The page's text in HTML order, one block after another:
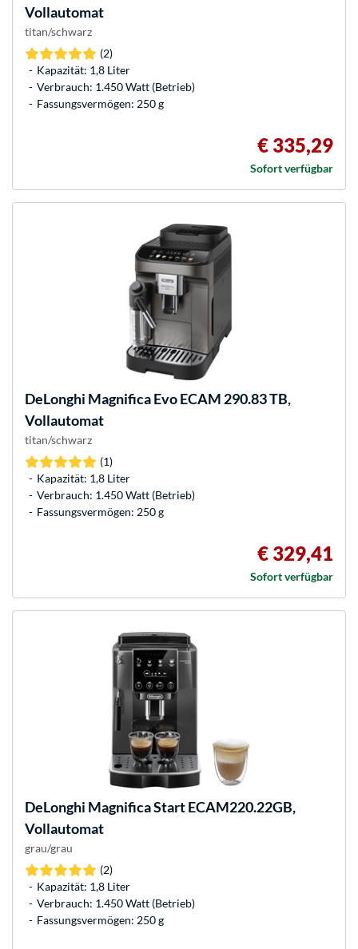
Vollautomat
titan/schwarz
(2)
Kapazität: 1,8 Liter
Verbrauch: 1.450 Watt (Betrieb)
Fassungsvermögen: 250 g
€ 335,29
Sofort verfügbar
DeLonghi Magnifica Evo ECAM 290.83 TB,
Vollautomat
titan/schwarz
(1)
Kapazität: 1,8 Liter
Verbrauch: 1.450 Watt (Betrieb)
Fassungsvermögen: 250 g
€ 329,41
Sofort verfügbar
DeLonghi Magnifica Start ECAM220.22GB,
Vollautomat
grau/grau
(2)
Kapazität: 1,8 Liter
Verbrauch: 1.450 Watt (Betrieb)
Fassungsvermögen: 250 g